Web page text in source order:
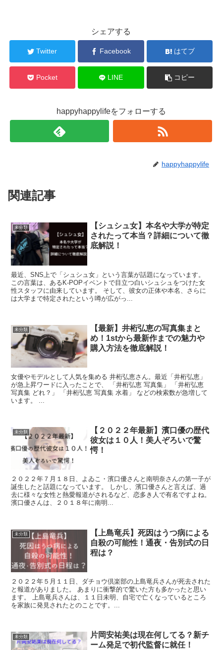
シェアする
Twitter Facebook はてブ
Pocket LINE コピー
happyhappylifeをフォローする
happyhappylife
関連記事
未分類
【シュシュ女】本名や大学が特定
されたって本当？詳細について徹
底解説！
最近、SNS上で「シュシュ女」という言葉が話題になっています。
この言葉は、あるK-POPイベントで目立つ白いシュシュをつけた女
性スタッフに由来しています。 そして、彼女の正体や本名、さらに
は大学まで特定されたという噂が広がっ...
未分類
【最新】井桁弘恵の写真集まと
め！1stから最新作までの魅力や
購入方法を徹底解説！
女優やモデルとして人気を集める 井桁弘恵さん。最近「井桁弘恵」
が急上昇ワードに入ったことで、 「井桁弘恵 写真集」 「井桁弘恵
写真集 どれ？」 「井桁弘恵 写真集 水着」 などの検索数が急増して
います。 ...
未分類
【２０２２年最新】濱口優の歴代
彼女は１０人！美人ぞろいで驚
愕！
２０２２年７月１８日、よゐこ・濱口優さんと南明奈さんの第一子が
誕生したと話題になっています。 しかし、濱口優さんと言えば、過
去に様々な女性と熱愛報道がされるなど、恋多き人で有名ですよね。
濱口優さんは、２０１８年に南明...
未分類
【上島竜兵】死因はうつ病による
自殺の可能性！通夜・告別式の日
程は？
２０２２年５月１１日、ダチョウ倶楽部の上島竜兵さんが死去された
と報道がありました。 あまりに衝撃的で驚いた方も多かったと思い
ます。 上島竜兵さんは、１１日未明、自宅で亡くなっているところ
を家族に発見されたとのことです。...
未分類
片岡安祐美は現在何してる？新チ
ーム発足で初代監督に就任！